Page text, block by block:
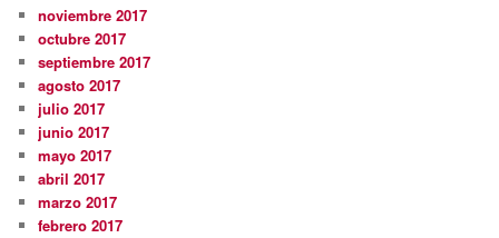
noviembre 2017
octubre 2017
septiembre 2017
agosto 2017
julio 2017
junio 2017
mayo 2017
abril 2017
marzo 2017
febrero 2017